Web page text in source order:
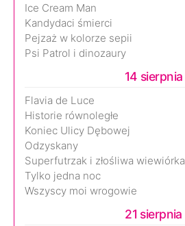
Ice Cream Man
Kandydaci śmierci
Pejzaż w kolorze sepii
Psi Patrol i dinozaury
14 sierpnia
Flavia de Luce
Historie równoległe
Koniec Ulicy Dębowej
Odzyskany
Superfutrzak i złośliwa wiewiórka
Tylko jedna noc
Wszyscy moi wrogowie
21 sierpnia